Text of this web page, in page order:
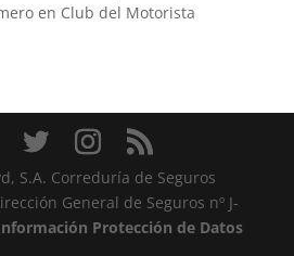
en Club del Motorista
S.A. Correduría de Seguros
General de Seguros nº J-
Protección de Datos